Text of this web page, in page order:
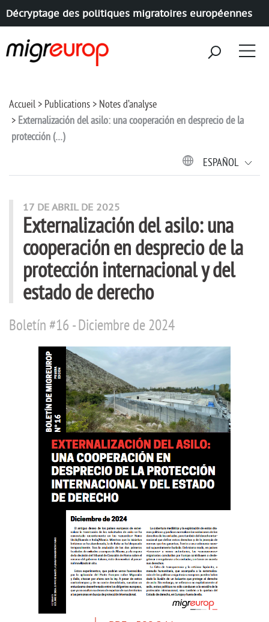
Décryptage des politiques migratoires européennes
Accueil Publications
Notes d’analyse
Externalización del asilo: una cooperación en desprecio de la
protección (…)
ESPAÑOL
17 DE ABRIL DE 2025
Externalización del asilo: una
cooperación en desprecio de la
protección internacional y del
estado de derecho
Boletín #16 - Diciembre de 2024